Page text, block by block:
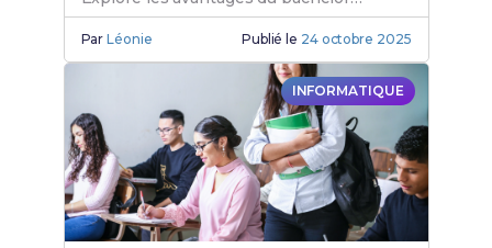
informatique Paris et les opportunités de
formation en informatique.
ParLéonie Publié le 24 octobre 2025
INFORMATIQUE